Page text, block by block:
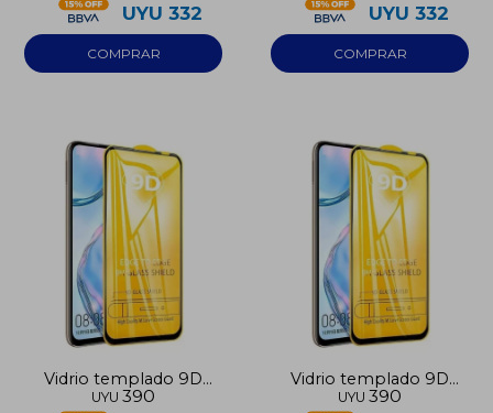
UYU 332 UYU 332
Vidrio templado 9D
Iphone 16E
UYU 390
Vidrio templado 9D
Iphone 16 Pro
UYU 390